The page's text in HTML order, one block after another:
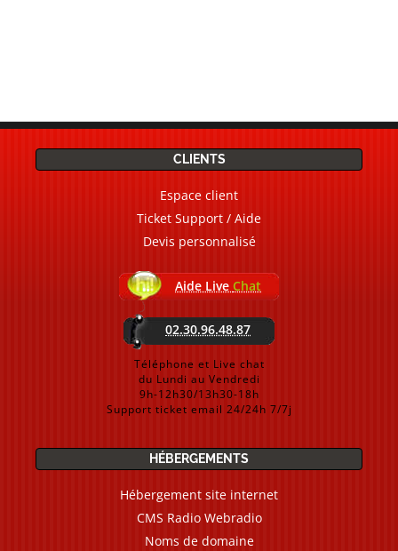
CLIENTS
Espace client
Ticket Support / Aide
Devis personnalisé
Aide Live Chat
02.30.96.48.87
Téléphone et Live chat
du Lundi au Vendredi
9h-12h30/13h30-18h
Support ticket email 24/24h 7/7j
HÉBERGEMENTS
Hébergement site internet
CMS Radio Webradio
Noms de domaine